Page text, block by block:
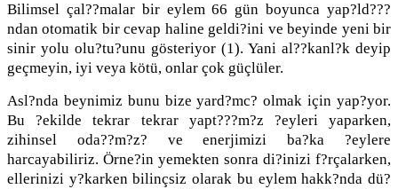
Bilimsel çal??malar bir eylem 66 gün boyunca yap?ld???
ndan otomatik bir cevap haline geldi?ini ve beyinde yeni bir
sinir yolu olu?tu?unu gösteriyor (1). Yani al??kanl?k deyip
geçmeyin, iyi veya kötü, onlar çok güçlüler.
Asl?nda beynimiz bunu bize yard?mc? olmak için yap?yor.
Bu ?ekilde tekrar tekrar yapt???m?z ?eyleri yaparken,
zihinsel oda??m?z? ve enerjimizi ba?ka ?eylere
harcayabiliriz. Örne?in yemekten sonra di?inizi f?rçalarken,
ellerinizi y?karken bilinçsiz olarak bu eylem hakk?nda dü?